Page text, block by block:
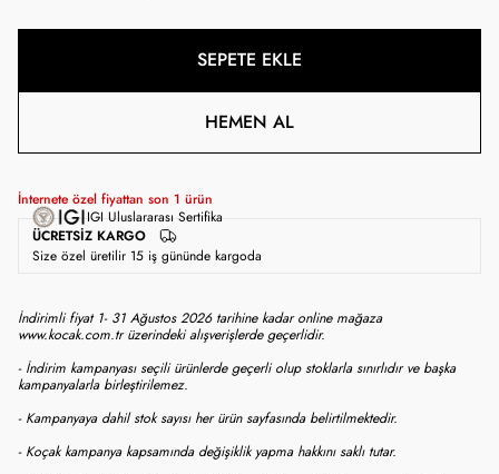
SEPETE EKLE
HEMEN AL
İnternete özel fiyattan son 1 ürün
ÜCRETSIZ KARGO
IGI Uluslararası Sertifika
Size özel üretilir 15 iş gününde kargoda
İndirimli fiyat 1- 31 Ağustos 2026 tarihine kadar online mağaza
www.kocak.com.tr üzerindeki alışverişlerde geçerlidir.
- İndirim kampanyası seçili ürünlerde geçerli olup stoklarla sınırlıdır ve başka
kampanyalarla birleştirilemez.
- Kampanyaya dahil stok sayısı her ürün sayfasında belirtilmektedir.
- Koçak kampanya kapsamında değişiklik yapma hakkını saklı tutar.